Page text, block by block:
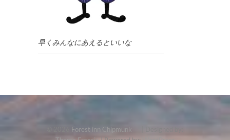
早くみんなにあえるといいな
Forest inn Chipmunk